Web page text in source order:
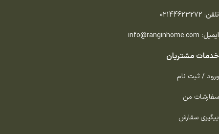
تلفن:
02144623272
ایمیل: info@ranginhome.com
خدمات مشتریان
ورود / ثبت نام
سفارشات من
پیگیری سفارش